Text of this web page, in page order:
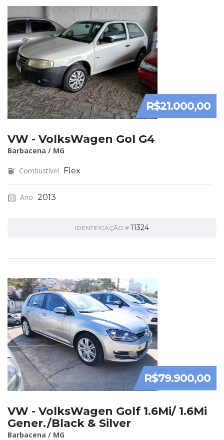
R$21.000,00
VW - VolksWagen Gol G4
Barbacena / MG
Combustível Flex
Ano 2013
IDENTIFICAÇÃO # 11324
R$79.900,00
VW - VolksWagen Golf 1.6Mi/ 1.6Mi
Gener./Black & Silver
Barbacena / MG